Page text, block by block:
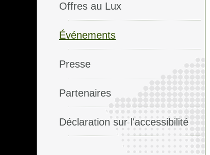
Offres au Lux
Événements
Presse
Partenaires
Déclaration sur l'accessibilité